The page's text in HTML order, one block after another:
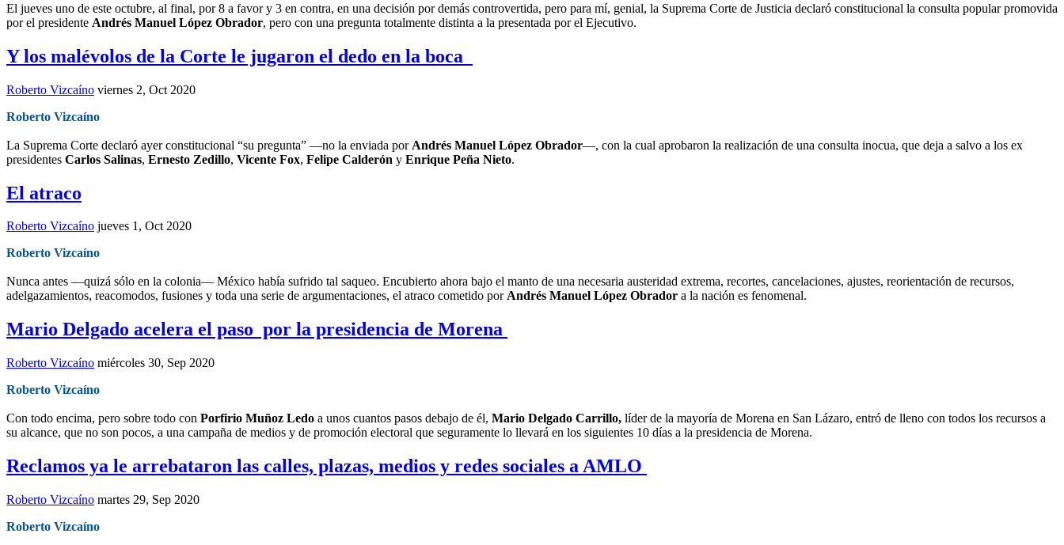
El jueves uno de este octubre, al final, por 8 a favor y 3 en contra, en una decisión por demás controvertida, pero para mí, genial, la Suprema Corte de Justicia declaró constitucional la consulta popular promovida
por el presidente Andrés Manuel López Obrador, pero con una pregunta totalmente distinta a la presentada por el Ejecutivo.
Y los malévolos de la Corte le jugaron el dedo en la boca
Roberto Vizcaíno viernes 2, Oct 2020
Roberto Vizcaíno
La Suprema Corte declaró ayer constitucional “su pregunta” —no la enviada por Andrés Manuel López Obrador—, con la cual aprobaron la realización de una consulta inocua, que deja a salvo a los ex
presidentes Carlos Salinas, Ernesto Zedillo, Vicente Fox, Felipe Calderón y Enrique Peña Nieto.
El atraco
Roberto Vizcaíno jueves 1, Oct 2020
Roberto Vizcaíno
Nunca antes —quizá sólo en la colonia— México había sufrido tal saqueo. Encubierto ahora bajo el manto de una necesaria austeridad extrema, recortes, cancelaciones, ajustes, reorientación de recursos,
adelgazamientos, reacomodos, fusiones y toda una serie de argumentaciones, el atraco cometido porAndrés Manuel López Obrador a la nación es fenomenal.
Mario Delgado acelera el paso por la presidencia de Morena
Roberto Vizcaíno miércoles 30, Sep 2020
Roberto Vizcaíno
Con todo encima, pero sobre todo con Porfirio Muñoz Ledo a unos cuantos pasos debajo de él, Mario Delgado Carrillo, líder de la mayoría de Morena en San Lázaro, entró de lleno con todos los recursos a
su alcance, que no son pocos, a una campaña de medios y de promoción electoral que seguramente lo llevará en los siguientes 10 días a la presidencia de Morena.
Reclamos ya le arrebataron las calles, plazas, medios y redes sociales a AMLO
Roberto Vizcaíno martes 29, Sep 2020
Roberto Vizcaíno